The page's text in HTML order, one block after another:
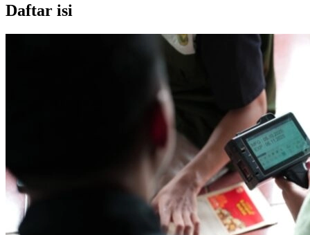
Daftar isi